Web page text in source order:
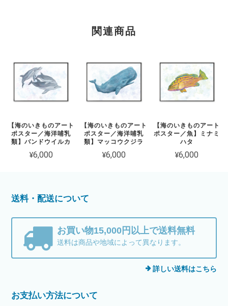
関連商品
【海のいきものアート
ポスター／海洋哺乳
類】バンドウイルカ
¥6,000
【海のいきものアート
ポスター／海洋哺乳
類】マッコウクジラ
¥6,000
【海のいきものアート
ポスター／魚】ミナミ
ハタ
¥6,000
送料・配送について
お買い物15,000円以上で送料無料
送料は商品や地域によって異なります。
詳しい送料はこちら
お支払い方法について